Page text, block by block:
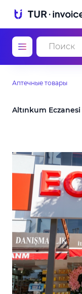
Аптечные товары
Altınkum Eczanesi